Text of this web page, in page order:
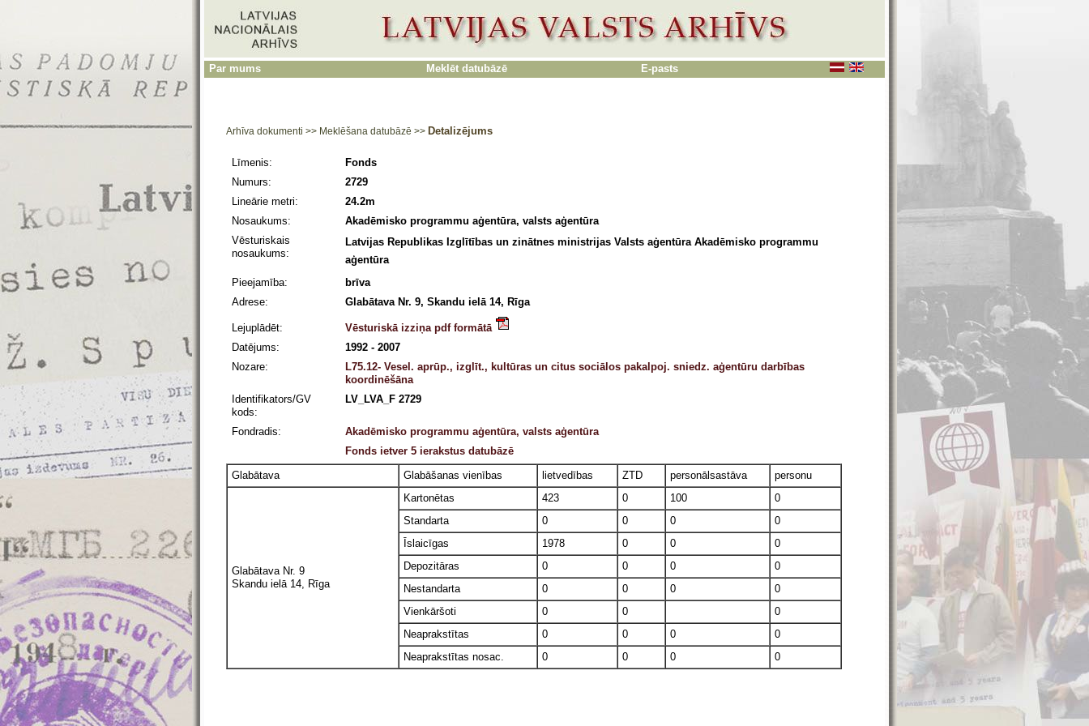
Par mums Meklēt datubāzē E-pasts
Arhīva dokumenti >> Meklēšana datubāzē >> Detalizējums
Līmenis:
Fonds
Numurs:
2729
Lineārie metri:
24.2m
Nosaukums:
Akadēmisko programmu aģentūra, valsts aģentūra
Vēsturiskais
nosaukums:
Latvijas Republikas Izglītības un zinātnes ministrijas Valsts aģentūra Akadēmisko programmu
aģentūra
Pieejamība:
brīva
Adrese:
Glabātava Nr. 9, Skandu ielā 14, Rīga
Lejuplādēt:
Vēsturiskā izziņa pdf formātā
Datējums:
1992 - 2007
Nozare:
L75.12- Vesel. aprūp., izglīt., kultūras un citus sociālos pakalpoj. sniedz. aģentūru darbības
koordinēšāna
Identifikators/GV
kods:
LV_LVA_F 2729
Fondradis:
Akadēmisko programmu aģentūra, valsts aģentūra
Fonds ietver 5 ierakstus datubāzē
Glabātava
Glabāšanas vienības lietvedības ZTD personālsastāva personu
Glabātava Nr. 9
Skandu ielā 14, Rīga
Kartonētas 423 0 100
0
Standarta
0 0 0
0
Īslaicīgas
1978 0 0
0
Depozitāras
0 0 0
0
Nestandarta
0 0 0
0
Vienkāršoti
0 0
0
Neaprakstītas
0 0 0
0
Neaprakstītas nosac.
0 0 0 0